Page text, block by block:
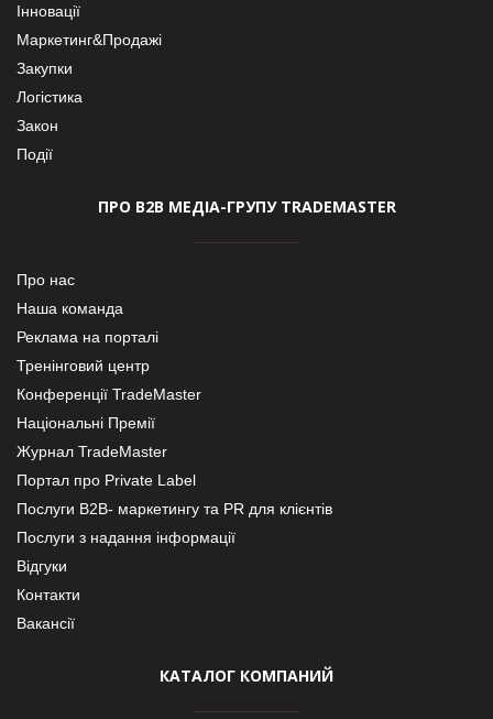
Інновації
Маркетинг&Продажі
Закупки
Логістика
Закон
Події
ПРО В2В МЕДІА-ГРУПУ TRADEMASTER
Про нас
Наша команда
Реклама на порталі
Тренінговий центр
Конференції TradeMaster
Національні Премії
Журнал TradeMaster
Портал про Private Label
Послуги В2В- маркетингу та PR для клієнтів
Послуги з надання інформації
Відгуки
Контакти
Вакансії
КАТАЛОГ КОМПАНИЙ